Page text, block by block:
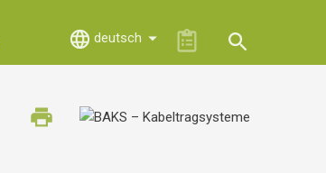
deutsch